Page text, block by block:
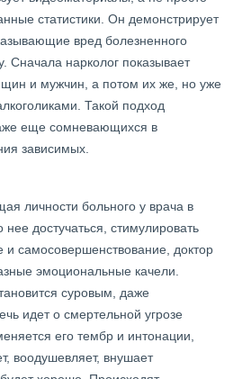
статистики. Он демонстрирует
вред болезненного
Сначала нарколог показывает
и мужчин, а потом их же, но уже
Такой подход
еще сомневающихся в
зависимых.
личности больного у врача в
достучаться, стимулировать
и самосовершенствование, доктор
эмоциональные качели.
суровым, даже
идет о смертельной угрозе
его тембр и интонации,
воодушевляет, внушает